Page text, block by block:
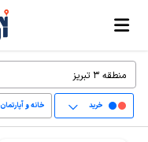
خرید خانه و آپارتمان